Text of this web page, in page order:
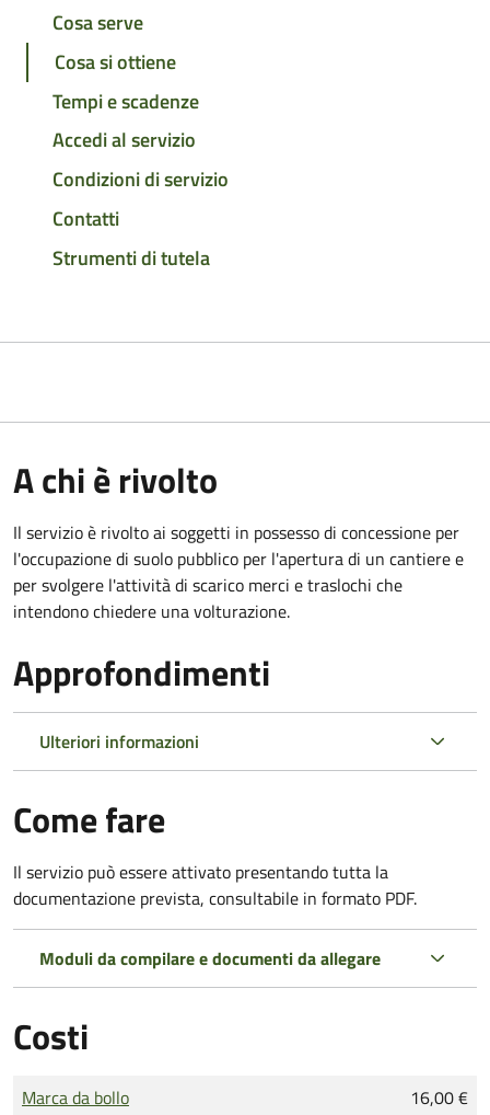
Cosa serve
Cosa si ottiene
Tempi e scadenze
Accedi al servizio
Condizioni di servizio
Contatti
Strumenti di tutela
A chi è rivolto
Il servizio è rivolto ai soggetti in possesso di concessione per
l'occupazione di suolo pubblico per l'apertura di un cantiere e
per svolgere l'attività di scarico merci e traslochi che
intendono chiedere una volturazione.
Approfondimenti
Ulteriori informazioni
Come fare
Il servizio può essere attivato presentando tutta la
documentazione prevista, consultabile in formato PDF.
Moduli da compilare e documenti da allegare
Costi
Tipo di pagamento
Importo
Marca da bollo 16,00 €